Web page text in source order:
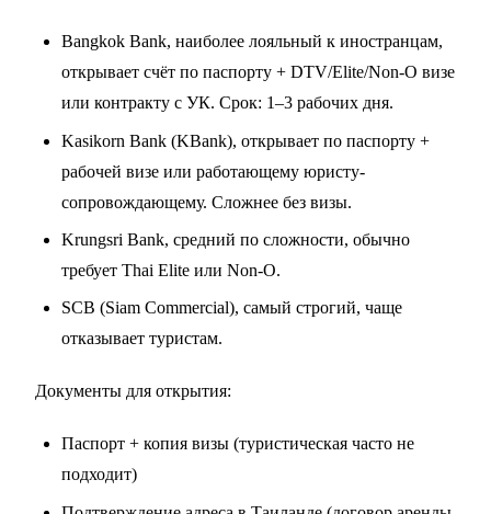
Bangkok Bank, наиболее лояльный к иностранцам,
открывает счёт по паспорту + DTV/Elite/Non-O визе
или контракту с УК. Срок: 1–3 рабочих дня.
Kasikorn Bank (KBank), открывает по паспорту +
рабочей визе или работающему юристу-
сопровождающему. Сложнее без визы.
Krungsri Bank, средний по сложности, обычно
требует Thai Elite или Non-O.
SCB (Siam Commercial), самый строгий, чаще
отказывает туристам.
Документы для открытия:
Паспорт + копия визы (туристическая часто не
подходит)